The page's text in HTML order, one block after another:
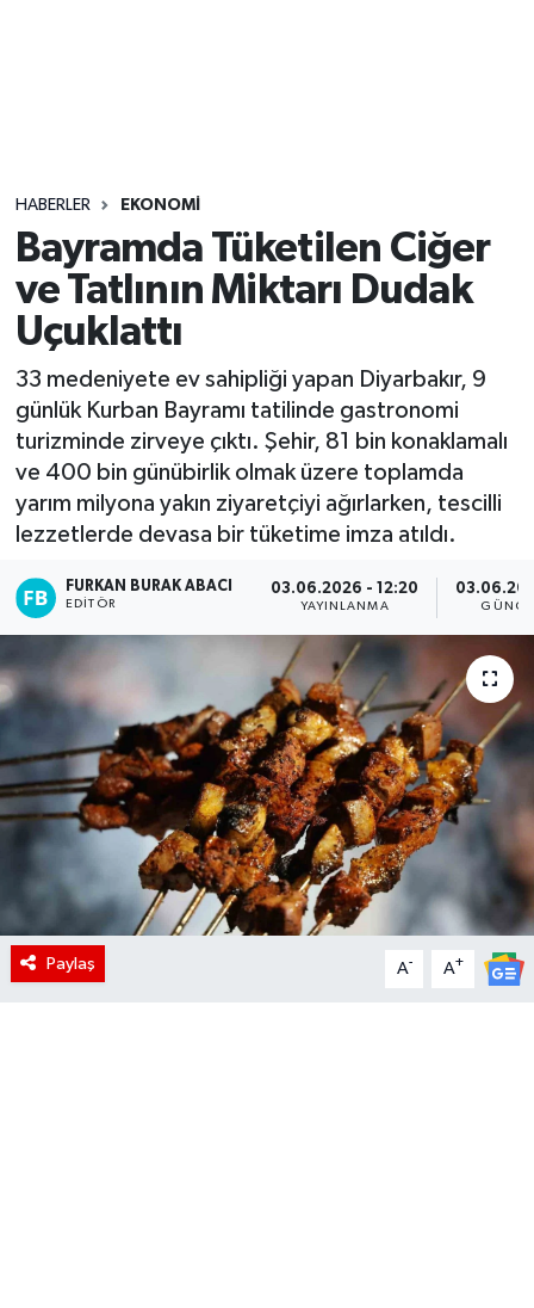
HABERLER EKONOMI
Bayramda Tüketilen Ciğer
ve Tatlının Miktarı Dudak
Uçuklattı
33 medeniyete ev sahipliği yapan Diyarbakır, 9
günlük Kurban Bayramı tatilinde gastronomi
turizminde zirveye çıktı. Şehir, 81 bin konaklamalı
ve 400 bin günübirlik olmak üzere toplamda
yarım milyona yakın ziyaretçiyi ağırlarken, tescilli
lezzetlerde devasa bir tüketime imza atıldı.
FURKAN BURAK ABACI
EDITÖR
03.06.2026 - 12:20
YAYINLANMA
Paylaş A- A+
Yaşam